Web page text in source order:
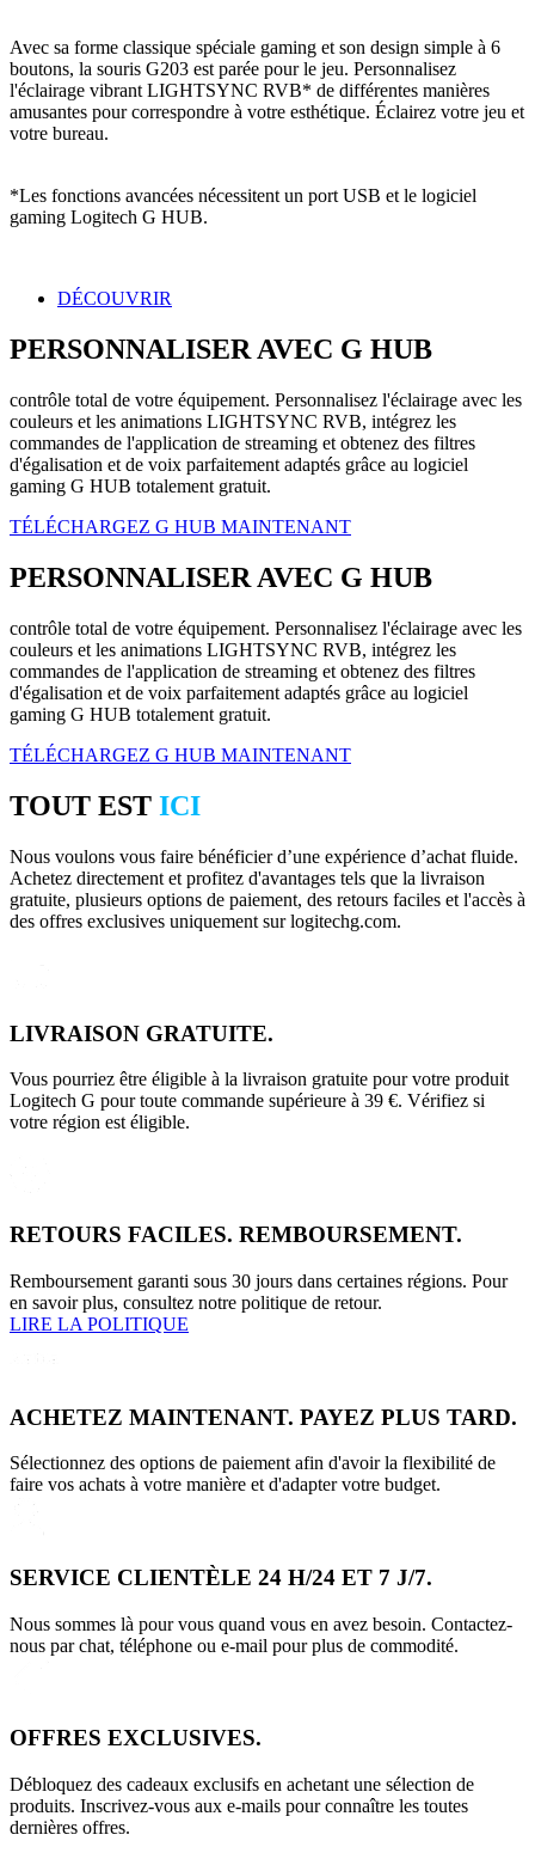
Avec sa forme classique spéciale gaming et son design simple à 6
boutons, la souris G203 est parée pour le jeu. Personnalisez
l'éclairage vibrant LIGHTSYNC RVB* de différentes manières
amusantes pour correspondre à votre esthétique. Éclairez votre jeu et
votre bureau.
*Les fonctions avancées nécessitent un port USB et le logiciel
gaming Logitech G HUB.
DÉCOUVRIR
PERSONNALISER AVEC G HUB
contrôle total de votre équipement. Personnalisez l'éclairage avec les
couleurs et les animations LIGHTSYNC RVB, intégrez les
commandes de l'application de streaming et obtenez des filtres
d'égalisation et de voix parfaitement adaptés grâce au logiciel
gaming G HUB totalement gratuit.
TÉLÉCHARGEZ G HUB MAINTENANT
PERSONNALISER AVEC G HUB
contrôle total de votre équipement. Personnalisez l'éclairage avec les
couleurs et les animations LIGHTSYNC RVB, intégrez les
commandes de l'application de streaming et obtenez des filtres
d'égalisation et de voix parfaitement adaptés grâce au logiciel
gaming G HUB totalement gratuit.
TÉLÉCHARGEZ G HUB MAINTENANT
TOUT EST ICI
Nous voulons vous faire bénéficier d’une expérience d’achat fluide.
Achetez directement et profitez d'avantages tels que la livraison
gratuite, plusieurs options de paiement, des retours faciles et l'accès à
des offres exclusives uniquement sur logitechg.com.
LIVRAISON GRATUITE.
Vous pourriez être éligible à la livraison gratuite pour votre produit
Logitech G pour toute commande supérieure à 39 €. Vérifiez si
votre région est éligible.
RETOURS FACILES. REMBOURSEMENT.
Remboursement garanti sous 30 jours dans certaines régions. Pour
en savoir plus, consultez notre politique de retour.
LIRE LA POLITIQUE
ACHETEZ MAINTENANT. PAYEZ PLUS TARD.
Sélectionnez des options de paiement afin d'avoir la flexibilité de
faire vos achats à votre manière et d'adapter votre budget.
SERVICE CLIENTÈLE 24 H/24 ET 7 J/7.
Nous sommes là pour vous quand vous en avez besoin. Contactez-
nous par chat, téléphone ou e-mail pour plus de commodité.
OFFRES EXCLUSIVES.
Débloquez des cadeaux exclusifs en achetant une sélection de
produits. Inscrivez-vous aux e-mails pour connaître les toutes
dernières offres.